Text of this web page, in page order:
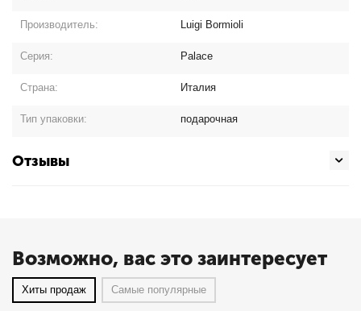
Производитель: Luigi Bormioli
Серия: Palace
Страна: Италия
Тип упаковки: подарочная
Отзывы
Возможно, вас это заинтересует
Хиты продаж Самые популярные